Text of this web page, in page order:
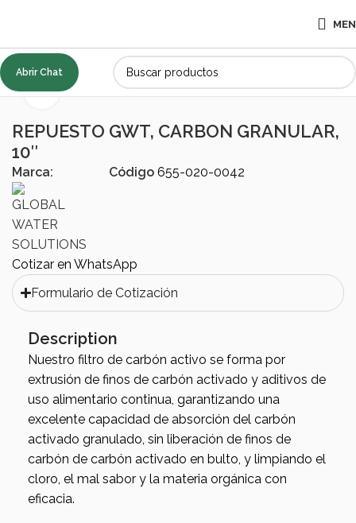
Abrir Chat
Medio filtrante, TRATAMIENTO DE AGUA Accesorios
Click to enlarge
REPUESTO GWT, CARBON GRANULAR,
10″
Marca: Código 655-020-0042
Cotizar en WhatsApp
Formulario de Cotización
Description
Nuestro filtro de carbón activo se forma por
extrusión de finos de carbón activado y aditivos de
uso alimentario continua, garantizando una
excelente capacidad de absorción del carbón
activado granulado, sin liberación de finos de
carbón de carbón activado en bulto, y limpiando el
cloro, el mal sabor y la materia orgánica con
eficacia.